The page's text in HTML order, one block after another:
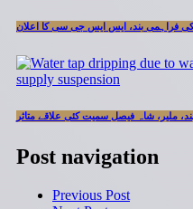
Post navigation
Previous Post